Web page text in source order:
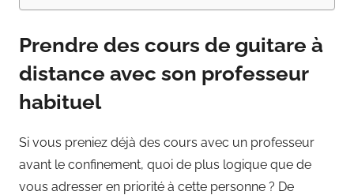
Prendre des cours de guitare à
distance avec son professeur
habituel
Si vous preniez déjà des cours avec un professeur
avant le confinement, quoi de plus logique que de
vous adresser en priorité à cette personne ? De